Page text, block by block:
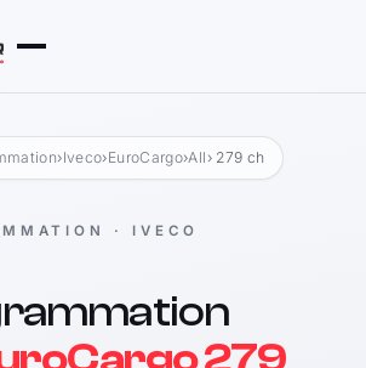
›Iveco›EuroCargo›All › 279 ch
· IVECO